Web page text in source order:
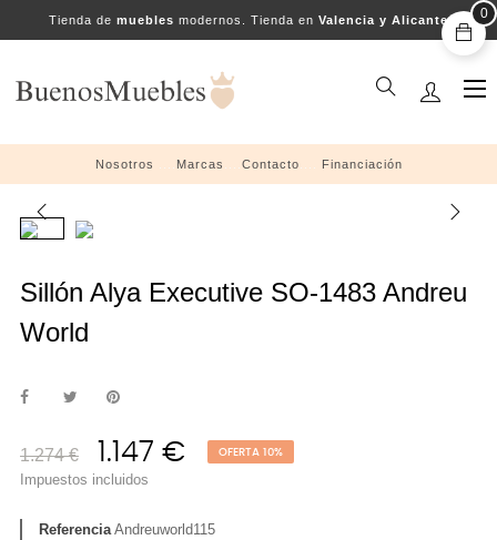
Tienda de muebles modernos. Tienda en Valencia y Alicante
☰
Nosotros .... Marcas ....Contacto.... Financiación
Sillón Alya Executive SO-1483 Andreu
World
1.274 € 1.147 € OFERTA 10%
Impuestos incluidos
Referencia Andreuworld115
0